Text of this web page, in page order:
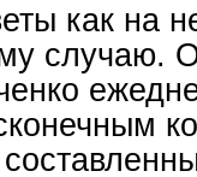
как на
случаю.